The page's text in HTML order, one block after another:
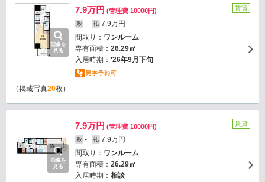
画像を
見る
7.9万円 (管理費 10000円)
敷 - 礼 7.9万円
間取り： ワンルーム
専有面積： 26.29㎡
入居時期： '26年9月下旬
賃貸
（掲載写真20枚）
画像を
見る
7.9万円 (管理費 10000円)
敷 - 礼 7.9万円
間取り： ワンルーム
専有面積： 26.29㎡
入居時期： 相談
賃貸